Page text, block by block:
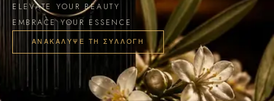
ELEVATE YOUR BEAUTY
EMBRACE YOUR ESSENCE
ΑΝΑΚΆΛΥΨΕ ΤΗ ΣΥΛΛΟΓΉ